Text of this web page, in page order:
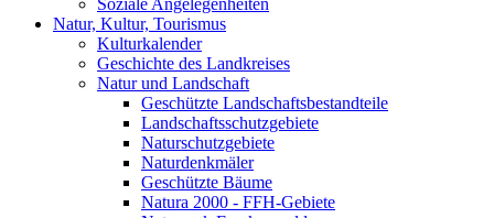
Soziale Angelegenheiten
Natur, Kultur, Tourismus
Kulturkalender
Geschichte des Landkreises
Natur und Landschaft
Geschützte Landschaftsbestandteile
Landschaftsschutzgebiete
Naturschutzgebiete
Naturdenkmäler
Geschützte Bäume
Natura 2000 - FFH-Gebiete